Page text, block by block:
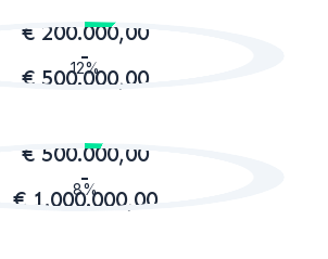
€ 200.000,00
-
€ 500.000,00
12%
€ 500.000,00
-
€ 1.000.000,00
8%